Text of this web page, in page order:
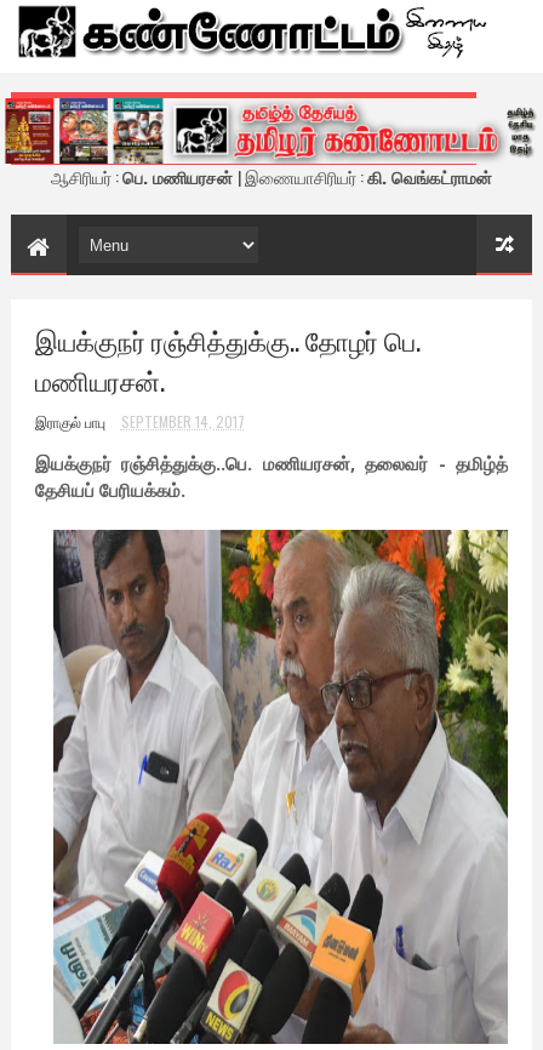
கண்ணோட்டம் - இணைய இதழ்
ஆசிரியர் :பெ. மணியரசன் | இணையாசிரியர் :கி. வெங்கட்ராமன்
இயக்குநர் ரஞ்சித்துக்கு.. தோழர் பெ.
மணியரசன்.
இராகுல் பாபு SEPTEMBER 14, 2017
இயக்குநர் ரஞ்சித்துக்கு..பெ. மணியரசன், தலைவர் - தமிழ்த்
தேசியப் பேரியக்கம்.